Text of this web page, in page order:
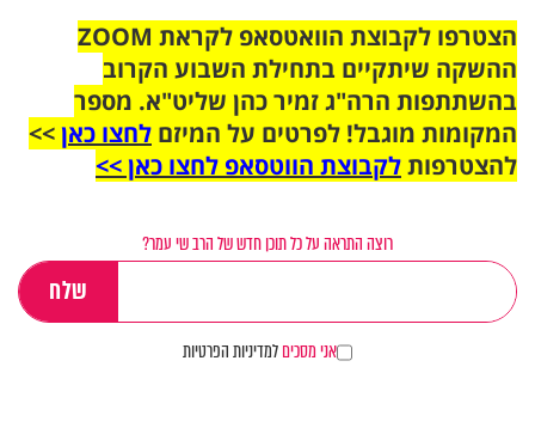
הצטרפו לקבוצת הוואטסאפ לקראת ZOOM
ההשקה שיתקיים בתחילת השבוע הקרוב
בהשתתפות הרה"ג זמיר כהן שליט"א. מספר
המקומות מוגבל! לפרטים על המיזם לחצו כאן>>
להצטרפותלקבוצת הווטסאפ לחצו כאן >>
רוצה התראה על כל תוכן חדש של הרב שי עמר?
אני מסכיםלמדיניות הפרטיות